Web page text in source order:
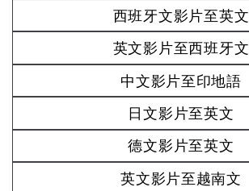
西班牙文影片至英文
英文影片至西班牙文
中文影片至印地語
日文影片至英文
德文影片至英文
英文影片至越南文